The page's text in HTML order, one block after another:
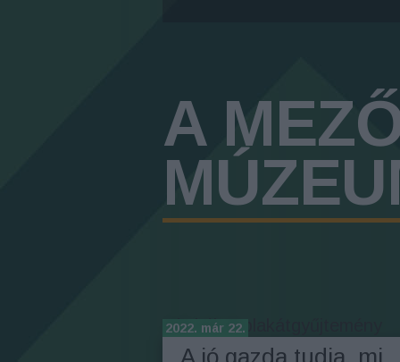
A
Címkék»plakátgyűjtemény
2022. már 22.
„A jó gazda tudja, mi